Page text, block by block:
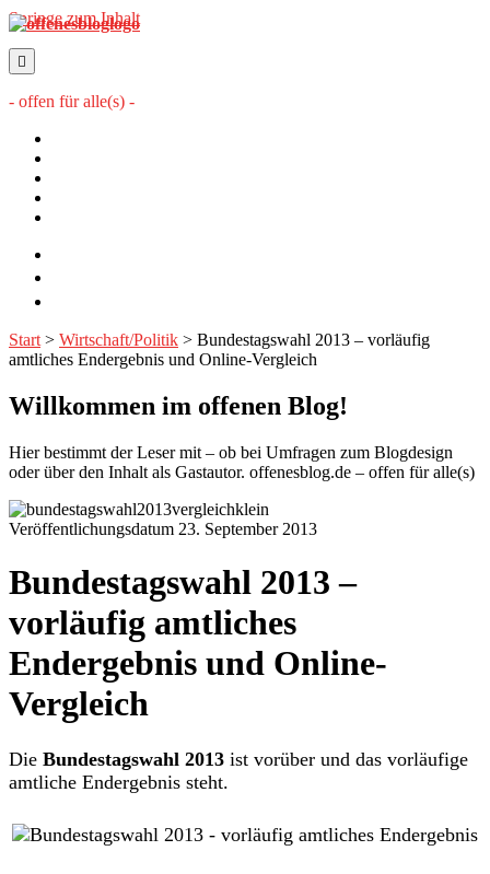
Springe zum Inhalt
offenesblog.de
- offen für alle(s) -
Start > Wirtschaft/Politik > Bundestagswahl 2013 – vorläufig
amtliches Endergebnis und Online-Vergleich
Willkommen im offenen Blog!
Hier bestimmt der Leser mit – ob bei Umfragen zum Blogdesign
oder über den Inhalt als Gastautor. offenesblog.de – offen für alle(s)
Veröffentlichungsdatum 23. September 2013
Bundestagswahl 2013 –
vorläufig amtliches
Endergebnis und Online-
Vergleich
Die Bundestagswahl 2013 ist vorüber und das vorläufige
amtliche Endergebnis steht.